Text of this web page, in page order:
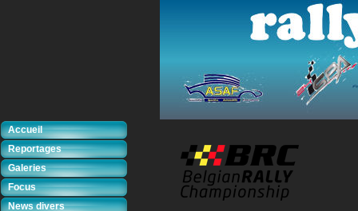
Accueil
Reportages
Galeries
Focus
News divers